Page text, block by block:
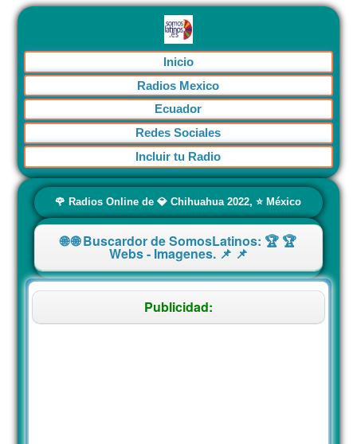
Inicio
Radios Mexico
Ecuador
Redes Sociales
Incluir tu Radio
🌹 Radios Online de 💎 Chihuahua 2022, ⭐️ México
🌐 🌐 Buscardor de SomosLatinos: 🏆 🏆
Webs - Imagenes. 📌 📌
Publicidad: